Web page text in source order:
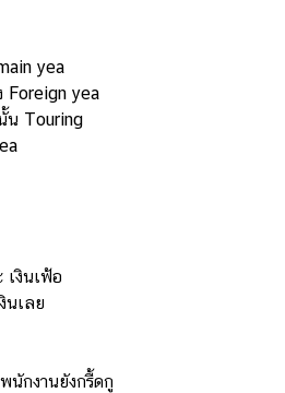
yea
Foreign yea
น Touring
เงินเฟ้อ
นเลย
นักงานยังกรื้ดกู